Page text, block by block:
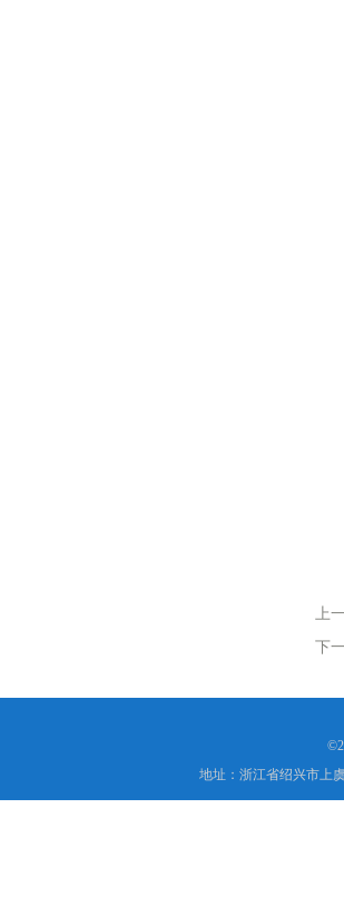
上
下
地址：浙江省绍兴市上